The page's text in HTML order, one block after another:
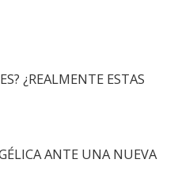
¿REALMENTE ESTAS
ANTE UNA NUEVA